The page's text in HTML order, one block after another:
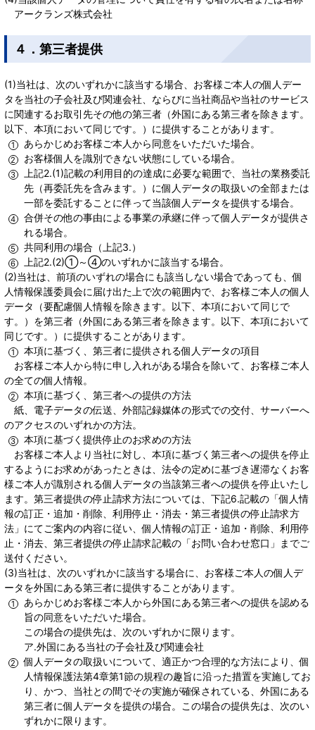
アークランズ株式会社
４．第三者提供
(1)当社は、次のいずれかに該当する場合、お客様ご本人の個人デー
タを当社の子会社及び関連会社、ならびに当社商品や当社のサービス
に関連するお取引先その他の第三者（外国にある第三者を除きます。
以下、本項において同じです。）に提供することがあります。
あらかじめお客様ご本人から同意をいただいた場合。
お客様個人を識別できない状態にしている場合。
上記2.(1)記載の利用目的の達成に必要な範囲で、当社の業務委託
先（再委託先を含みます。）に個人データの取扱いの全部または
一部を委託することに伴って当該個人データを提供する場合。
合併その他の事由による事業の承継に伴って個人データが提供さ
れる場合。
共同利用の場合（上記3.）
上記2.(2)①～④のいずれかに該当する場合。
(2)当社は、前項のいずれの場合にも該当しない場合であっても、個
人情報保護委員会に届け出た上で次の範囲内で、お客様ご本人の個人
データ（要配慮個人情報を除きます。以下、本項において同じで
す。）を第三者（外国にある第三者を除きます。以下、本項において
同じです。）に提供することがあります。
本項に基づく、第三者に提供される個人データの項目
お客様ご本人から特に申し入れがある場合を除いて、お客様ご本人
の全ての個人情報。
本項に基づく、第三者への提供の方法
紙、電子データの伝送、外部記録媒体の形式での交付、サーバーへ
のアクセスのいずれかの方法。
本項に基づく提供停止のお求めの方法
お客様ご本人より当社に対し、本項に基づく第三者への提供を停止
するようにお求めがあったときは、法令の定めに基づき遅滞なくお客
様ご本人が識別される個人データの当該第三者への提供を停止いたし
ます。第三者提供の停止請求方法については、下記6.記載の「個人情
報の訂正・追加・削除、利用停止・消去・第三者提供の停止請求方
法」にてご案内の内容に従い、個人情報の訂正・追加・削除、利用停
止・消去、第三者提供の停止請求記載の「お問い合わせ窓口」までご
送付ください。
(3)当社は、次のいずれかに該当する場合に、お客様ご本人の個人デ
ータを外国にある第三者に提供することがあります。
あらかじめお客様ご本人から外国にある第三者への提供を認める
旨の同意をいただいた場合。
この場合の提供先は、次のいずれかに限ります。
ア.外国にある当社の子会社及び関連会社
個人データの取扱いについて、適正かつ合理的な方法により、個
人情報保護法第4章第1節の規程の趣旨に沿った措置を実施してお
り、かつ、当社との間でその実施が確保されている、外国にある
第三者に個人データを提供の場合。この場合の提供先は、次のい
ずれかに限ります。